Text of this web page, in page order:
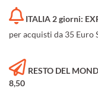
ITALIA 2 giorni:
per acquisti da 35 Euro
RESTO DEL
8,50